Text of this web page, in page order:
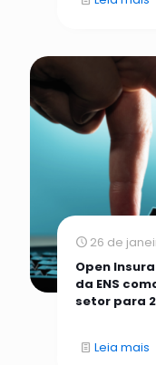
26 de
Open
da ENS
setor para
Leia mais